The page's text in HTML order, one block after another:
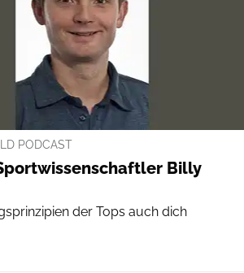
PODCAST
Billy
der Tops auch dich